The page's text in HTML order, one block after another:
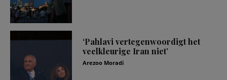
‘Pahlavi vertegenwoordigt het
veelkleurige Iran niet’
Arezoo Moradi